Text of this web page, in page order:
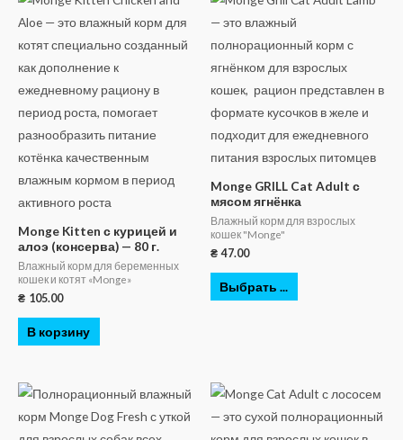
Monge Kitten с курицей и
алоэ (консерва) — 80 г.
Влажный корм для беременных
кошек и котят «Monge»
₴ 105.00
В корзину
Monge GRILL Cat Adult с
мясом ягнёнка
Влажный корм для взрослых
кошек "Monge"
₴ 47.00
Выбрать ...